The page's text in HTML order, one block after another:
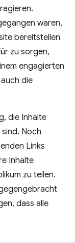
waren,
bereitstellen
zu sorgen,
engagierten
die
die Inhalte
Noch
Links
Inhalte
zu teilen.
dass alle